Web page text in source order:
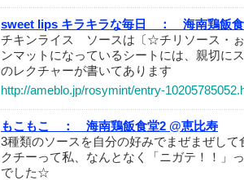
sweet lips キラキラな毎日 ：
海南鶏飯
チキンライス ソースは〔☆チリソース・
ンマットになっているシートには、親切
のレクチャーが書いてあります
http://ameblo.jp/rosymint/entry-
もこもこ ：
海南鶏飯食堂2 @恵比寿
3種類のソースを自分の好みでまぜまぜし
クチーって私、なんとなく「ニガテ！！」
でした☆